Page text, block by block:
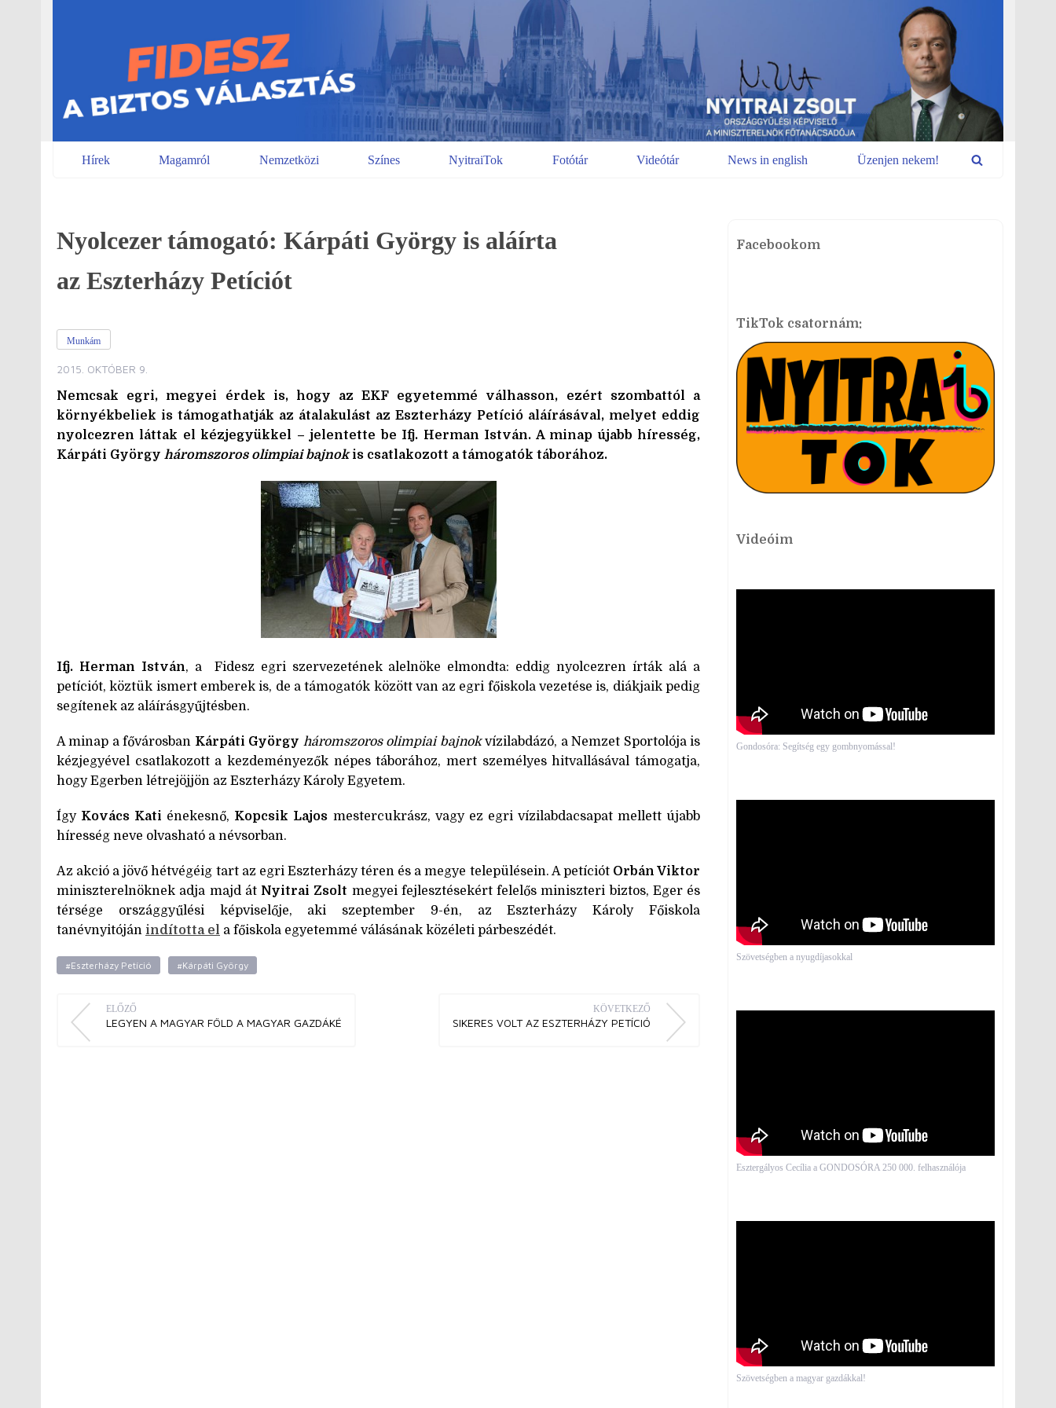
Hírek Magamról Nemzetközi Színes NyitraiTok Fotótár Videótár News in english Üzenjen nekem!
Nyolcezer támogató: Kárpáti György is aláírta
az Eszterházy Petíciót
Munkám
2015. OKTÓBER 9.
Nemcsak egri, megyei érdek is, hogy az EKF egyetemmé válhasson, ezért szombattól a
környékbeliek is támogathatják az átalakulást az Eszterházy Petíció aláírásával, melyet eddig
nyolcezren láttak el kézjegyükkel – jelentette be Ifj. Herman István. A minap újabb híresség,
Kárpáti György háromszoros olimpiai bajnokis csatlakozott a támogatók táborához.
Ifj. Herman István, a Fidesz egri szervezetének alelnöke elmondta: eddig nyolcezren írták alá a
petíciót, köztük ismert emberek is, de a támogatók között van az egri főiskola vezetése is, diákjaik pedig
segítenek az aláírásgyűjtésben.
A minap a fővárosban Kárpáti György háromszoros olimpiai bajnokvízilabdázó, a Nemzet Sportolója is
kézjegyével csatlakozott a kezdeményezők népes táborához, mert személyes hitvallásával támogatja,
hogy Egerben létrejöjjön az Eszterházy Károly Egyetem.
Így Kovács Kati énekesnő, Kopcsik Lajos mestercukrász, vagy ez egri vízilabdacsapat mellett újabb
híresség neve olvasható a névsorban.
Az akció a jövő hétvégéig tart az egri Eszterházy téren és a megye településein. A petíciót Orbán Viktor
miniszterelnöknek adja majd át Nyitrai Zsolt megyei fejlesztésekért felelős miniszteri biztos, Eger és
térsége országgyűlési képviselője, aki szeptember 9-én, az Eszterházy Károly Főiskola
tanévnyitóján indította el a főiskola egyetemmé válásának közéleti párbeszédét.
#Eszterházy Petíció #Kárpáti György
ELŐZŐ
LEGYEN A MAGYAR FÖLD A MAGYAR GAZDÁKÉ
KÖVETKEZŐ
SIKERES VOLT AZ ESZTERHÁZY PETÍCIÓ
Facebookom
TikTok csatornám:
Videóim
Gondosóra: Segítség egy gombnyomással!
Szövetségben a nyugdíjasokkal
Esztergályos Cecília a GONDOSÓRA 250 000. felhasználója
Szövetségben a magyar gazdákkal!